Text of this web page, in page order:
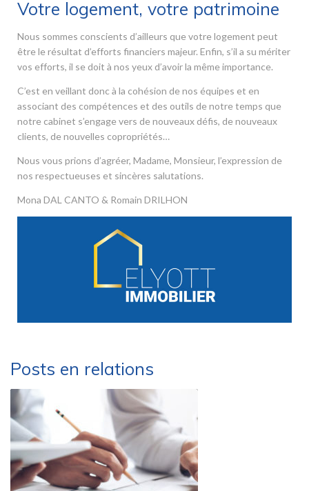
Votre logement, votre patrimoine
Nous sommes conscients d’ailleurs que votre logement peut
être le résultat d’efforts financiers majeur. Enfin, s’il a su mériter
vos efforts, il se doit à nos yeux d’avoir la même importance.
C’est en veillant donc à la cohésion de nos équipes et en
associant des compétences et des outils de notre temps que
notre cabinet s’engage vers de nouveaux défis, de nouveaux
clients, de nouvelles copropriétés…
Nous vous prions d’agréer, Madame, Monsieur, l’expression de
nos respectueuses et sincères salutations.
Mona DAL CANTO & Romain DRILHON
Posts en relations